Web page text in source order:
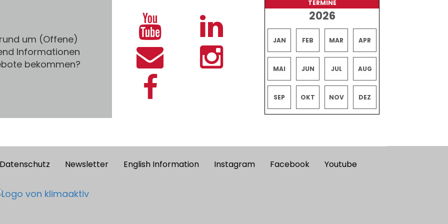
um (Offene)
Informationen
bekommen?
TERMINE
2026
JAN FEB MAR APR
MAI JUN JUL AUG
SEP OKT NOV DEZ
Datenschutz Newsletter English Information Instagram Facebook Youtube